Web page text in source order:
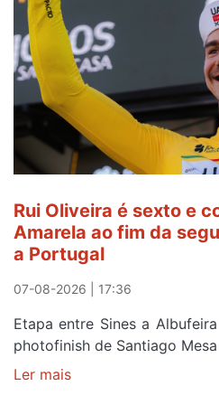
ser
do
gaiense
Rui
Oliveira
após
quinto
lugar
Beja
e
Elvas
Rui Oliveira é sexto e
Amarela ao fim da
a Portugal
07-08-2026 | 17:36
Etapa entre Sines a
photofinish de Santiago
Ler mais